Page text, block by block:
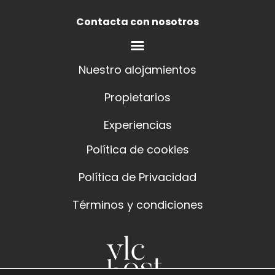
Contacta con nosotros
Nuestro alojamientos
Propietarios
Experiencias
Política de cookies
Política de Privacidad
Términos y condiciones